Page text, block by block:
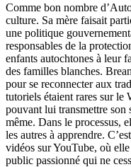
Comme bon nombre
culture. Sa mère faisait
une politique
responsables de la
enfants autochtones à leur
des familles blanches.
pour se reconnecter aux
tutoriels étaient rares sur le
pouvant lui transmettre son
même. Dans le processus,
les autres à apprendre.
vidéos sur YouTube, où
public passionné qui ne